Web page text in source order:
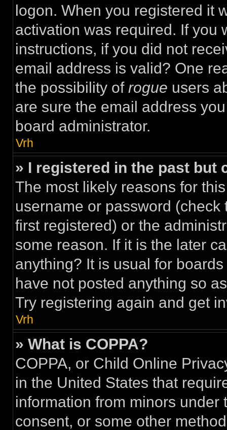
logon. When you registered it
activation was required. If you
instructions, if you did not
email address is valid? One
the possibility of rogue users
are sure the email address
board administrator.
Vrh
» I registered in the past but
The most likely reasons for
username or password
first registered) or the
some reason. If it is the later
anything? It is usual for
have not posted anything so
Try registering again and get
Vrh
» What is COPPA?
COPPA, or Child Online
in the United States that
information from minors
consent, or some other